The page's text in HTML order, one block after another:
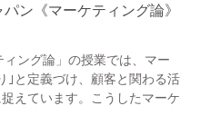
ン《マーケティング論》
ング論」の授業では、マー
｣と定義づけ、顧客と関わる活
えています。こうしたマーケ